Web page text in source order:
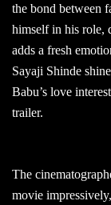
the bond between
himself in his role,
adds a fresh
Sayaji Shinde
Babu’s love
trailer.
The
movie